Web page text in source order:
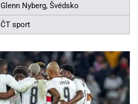
Glenn Nyberg, Švédsko
ČT sport